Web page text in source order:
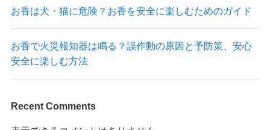
お香は犬・猫に危険？お香を安全に楽しむためのガイド
お香で火災報知器は鳴る？誤作動の原因と予防策、安心
安全に楽しむ方法
Recent Comments